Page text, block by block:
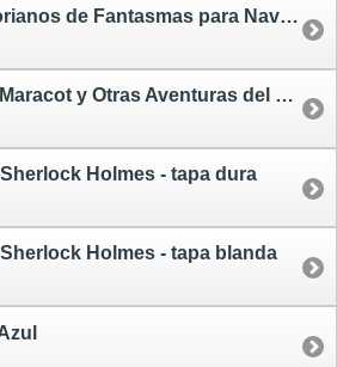
Cuentos Victorianos de Fantasmas para Navidad
El Abismo de Maracot y Otras Aventuras del Profesor Challenger
Holmes - tapa dura
Holmes - tapa blanda